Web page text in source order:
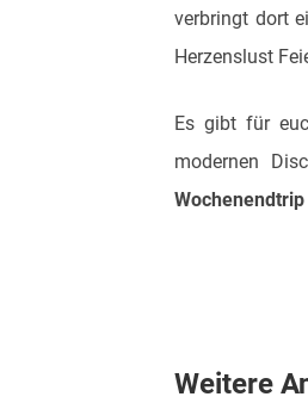
verbringt dort
Herzenslust
Es gibt für
modernen
Wochenendtrip
Weitere